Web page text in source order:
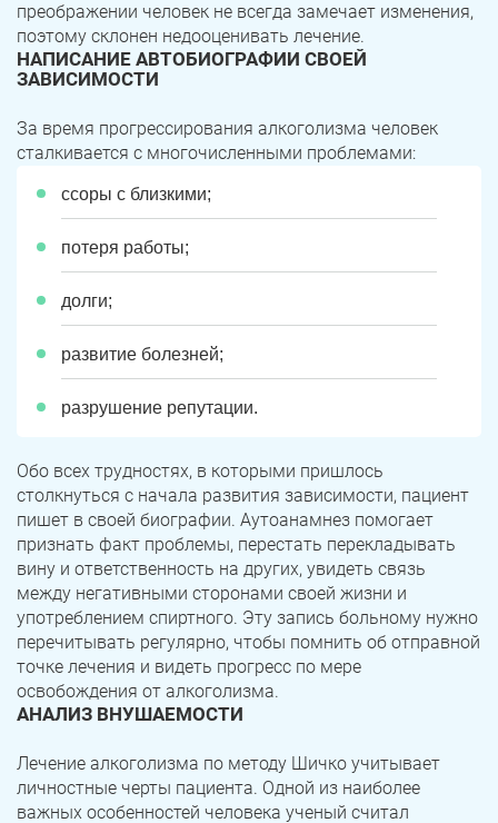
преображении человек не всегда замечает изменения,
поэтому склонен недооценивать лечение.
НАПИСАНИЕ АВТОБИОГРАФИИ СВОЕЙ
ЗАВИСИМОСТИ
За время прогрессирования алкоголизма человек
сталкивается с многочисленными проблемами:
ссоры с близкими;
потеря работы;
долги;
развитие болезней;
разрушение репутации.
Обо всех трудностях, в которыми пришлось
столкнуться с начала развития зависимости, пациент
пишет в своей биографии. Аутоанамнез помогает
признать факт проблемы, перестать перекладывать
вину и ответственность на других, увидеть связь
между негативными сторонами своей жизни и
употреблением спиртного. Эту запись больному нужно
перечитывать регулярно, чтобы помнить об отправной
точке лечения и видеть прогресс по мере
освобождения от алкоголизма.
АНАЛИЗ ВНУШАЕМОСТИ
Лечение алкоголизма по методу Шичко учитывает
личностные черты пациента. Одной из наиболее
важных особенностей человека ученый считал
ПОЛУЧИТЬ ПОМОЩЬ
ЗАДАТЬ ВОПРОС
ПОЛУЧИТЬ ПОМОЩЬ
Роза
Челябинск
Первомайский Карабаш
ПОЛУЧИТЬ ПОМОЩЬ